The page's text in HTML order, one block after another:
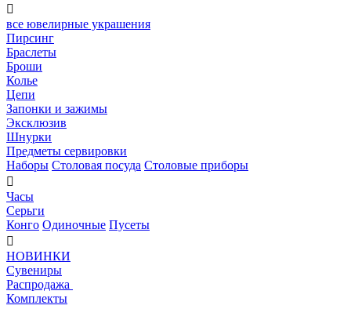

все ювелирные украшения
Пирсинг
Браслеты
Броши
Колье
Цепи
Запонки и зажимы
Эксклюзив
Шнурки
Предметы сервировки
Наборы Столовая посуда Столовые приборы

Часы
Серьги
Конго Одиночные Пусеты

НОВИНКИ
Сувениры
Распродажа
Комплекты